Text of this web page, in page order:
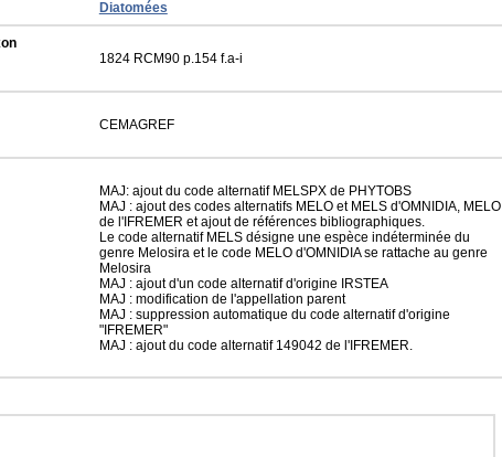
Diatomées
1824 RCM90 p.154 f.a-i
CEMAGREF
MAJ: ajout du code alternatif MELSPX de PHYTOBS
MAJ : ajout des codes alternatifs MELO et MELS d'OMNIDIA, MELO
de l'IFREMER et ajout de références bibliographiques.
Le code alternatif MELS désigne une espèce indéterminée du
genre Melosira et le code MELO d'OMNIDIA se rattache au genre
Melosira
MAJ : ajout d'un code alternatif d'origine IRSTEA
MAJ : modification de l'appellation parent
MAJ : suppression automatique du code alternatif d'origine
"IFREMER"
MAJ : ajout du code alternatif 149042 de l'IFREMER.